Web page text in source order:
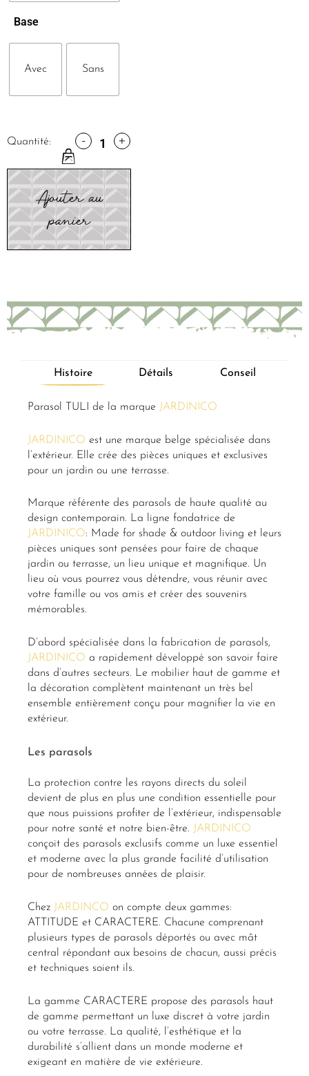
Base
Avec Sans
Quantité: - +
Ajouter au
panier
Histoire Détails Conseil
Parasol TULI de la marque JARDINICO.
JARDINICO est une marque belge spécialisée dans
l’extérieur. Elle crée des pièces uniques et exclusives
pour un jardin ou une terrasse.
Marque référente des parasols de haute qualité au
design contemporain. La ligne fondatrice de
JARDINICO: Made for shade & outdoor living et leurs
pièces uniques sont pensées pour faire de chaque
jardin ou terrasse, un lieu unique et magnifique. Un
lieu où vous pourrez vous détendre, vous réunir avec
votre famille ou vos amis et créer des souvenirs
mémorables.
D’abord spécialisée dans la fabrication de parasols,
JARDINICO a rapidement développé son savoir faire
dans d’autres secteurs. Le mobilier haut de gamme et
la décoration complètent maintenant un très bel
ensemble entièrement conçu pour magnifier la vie en
extérieur.
Les parasols
La protection contre les rayons directs du soleil
devient de plus en plus une condition essentielle pour
que nous puissions profiter de l’extérieur, indispensable
pour notre santé et notre bien-être. JARDINICO
conçoit des parasols exclusifs comme un luxe essentiel
et moderne avec la plus grande facilité d’utilisation
pour de nombreuses années de plaisir.
Chez JARDINCO on compte deux gammes:
ATTITUDE et CARACTERE. Chacune comprenant
plusieurs types de parasols déportés ou avec mât
central répondant aux besoins de chacun, aussi précis
et techniques soient ils.
La gamme CARACTERE propose des parasols haut
de gamme permettant un luxe discret à votre jardin
ou votre terrasse. La qualité, l’esthétique et la
durabilité s’allient dans un monde moderne et
exigeant en matière de vie extérieure.